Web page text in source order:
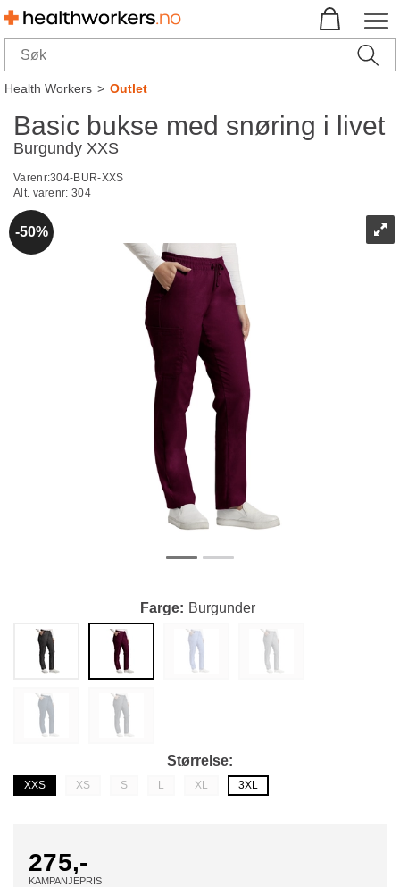
Health Workers>Outlet
Basic bukse med snøring i livet
Burgundy XXS
Varenr:304-BUR-XXS
Alt. varenr: 304
50%
Farge Burgunder
Størrelse
XXS XS S L XL 3XL
275,-
KAMPANJEPRIS